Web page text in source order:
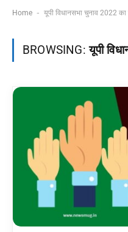
Home - यूपी विधानसभा चुनाव 2022 का
BROWSING:यूपी